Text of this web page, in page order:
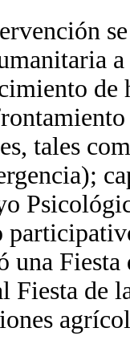
de
tales
una
Fiesta de